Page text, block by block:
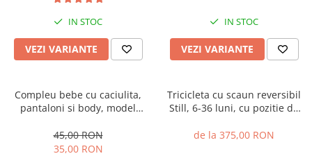
IN STOC
VEZI VARIANTE
IN STOC
VEZI VARIANTE
Compleu bebe cu caciulita,
pantaloni si body, model
45,00 RON
35,00 RON
Tricicleta cu scaun reversibil
Still, 6-36 luni, cu pozitie de
plina
de la 375,00 RON